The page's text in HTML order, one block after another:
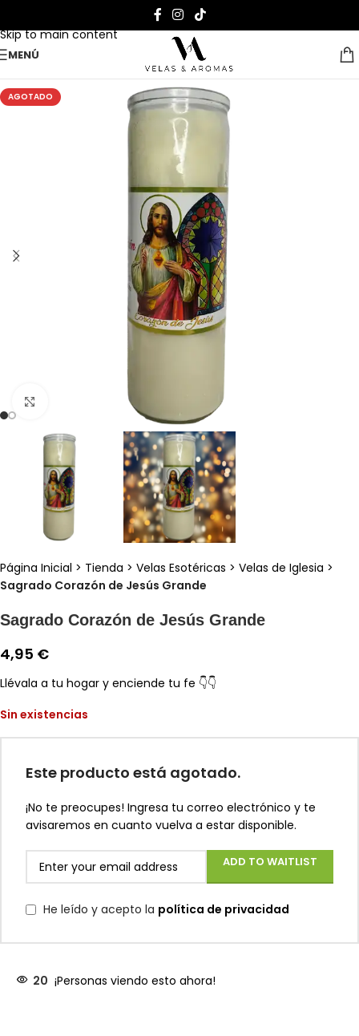
Skip to main content
MENÚ
AGOTADO
Clic para ampliar
Página Inicial > Tienda > Velas Esotéricas > Velas de Iglesia >
Sagrado Corazón de Jesús Grande
Sagrado Corazón de Jesús Grande
4,95 €
Llévala a tu hogar y enciende tu fe 👇👇
Sin existencias
Este producto está agotado.
¡No te preocupes! Ingresa tu correo electrónico y te
avisaremos en cuanto vuelva a estar disponible.
ADD TO WAITLIST
He leído y acepto la política de privacidad
20 ¡Personas viendo esto ahora!